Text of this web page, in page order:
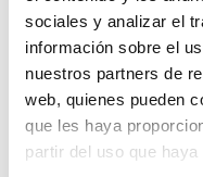
sociales y analizar el
información sobre el
nuestros partners de
web, quienes pueden
que les haya
partir del uso que
quieras dar la
irresistible.
Mejor formato:
sprays naturales,
antes de recibir
especial.